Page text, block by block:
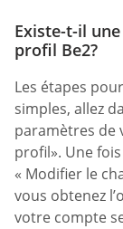
Existe-t-il
profil Be2?
Les étapes
simples, allez
paramètres de
profil». Une
« Modifier le
vous obtenez
votre compte